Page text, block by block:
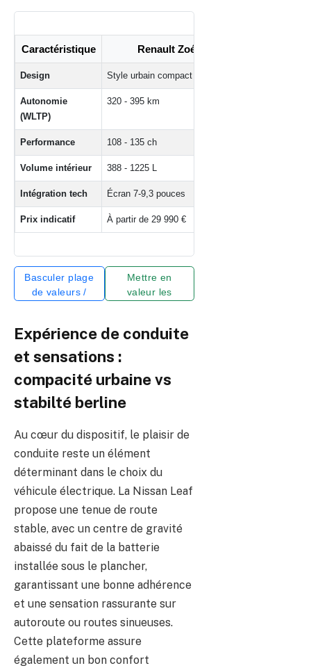
Caractéristique Renault Zoé
Design Style urbain compact
Autonomie
(WLTP)
320 - 395 km
Performance 108 - 135 ch
Volume intérieur 388 - 1225 L
Intégration tech Écran 7-9,3 pouces
Prix indicatif À partir de 29 990 €
Basculer plage
de valeurs /
Mettre en
valeur les
Expérience de conduite
et sensations :
compacité urbaine vs
stabilté berline
Au cœur du dispositif, le plaisir de
conduite reste un élément
déterminant dans le choix du
véhicule électrique. La Nissan Leaf
propose une tenue de route
stable, avec un centre de gravité
abaissé du fait de la batterie
installée sous le plancher,
garantissant une bonne adhérence
et une sensation rassurante sur
autoroute ou routes sinueuses.
Cette plateforme assure
également un bon confort